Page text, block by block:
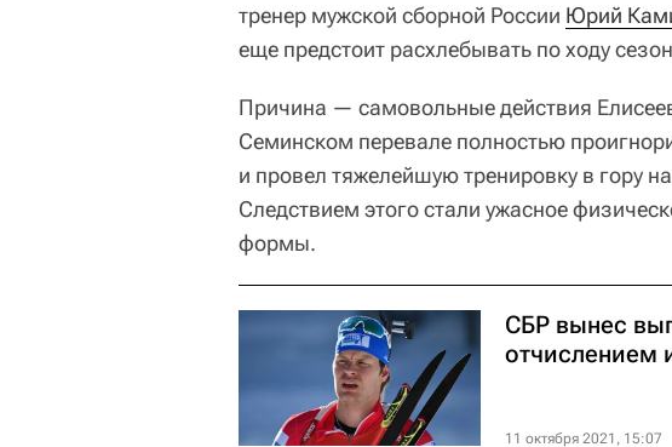
тренер мужской сборной России Юрий
еще предстоит расхлебывать по ходу
Причина — самовольные действия
Семинском перевале полностью
и провел тяжелейшую тренировку в гору
Следствием этого стали ужасное
формы.
СБР вынес
отчислением
11 октября 2021, 15:07